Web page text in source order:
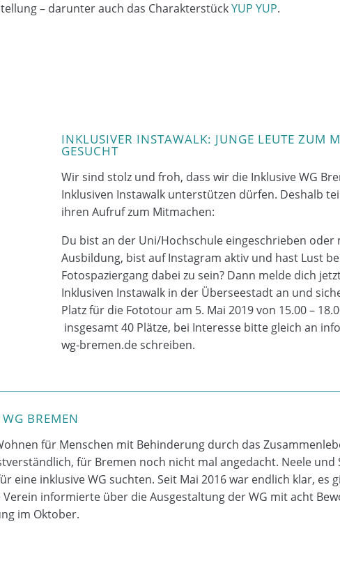
– darunter auch das CharakterstückYUP YUP.
INKLUSIVER INSTAWALK: JUNGE LEUTE ZUM
GESUCHT
Wir sind stolz und froh, dass wir die Inklusive WG
Inklusiven Instawalk unterstützen dürfen. Deshalb
ihren Aufruf zum Mitmachen:
Du bist an der Uni/Hochschule eingeschrieben oder
Ausbildung, bist auf Instagram aktiv und hast Lust
Fotospaziergang dabei zu sein? Dann melde dich
Inklusiven Instawalk in der Überseestadt an und
Platz für die Fototour am 5. Mai 2019 von 15.00 –
insgesamt 40 Plätze, bei Interesse bitte gleich an
wg-bremen.de schreiben.
BREMEN
für Menschen mit Behinderung durch das
für Bremen noch nicht mal angedacht. Neele und
eine inklusive WG suchten. Seit Mai 2016 war endlich klar, es
informierte über die Ausgestaltung der WG mit acht
im Oktober.